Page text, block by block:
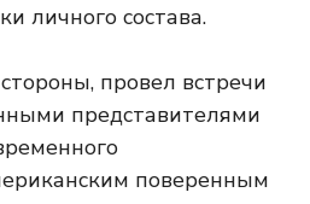
личного состава.
провел встречи
представителями
поверенным